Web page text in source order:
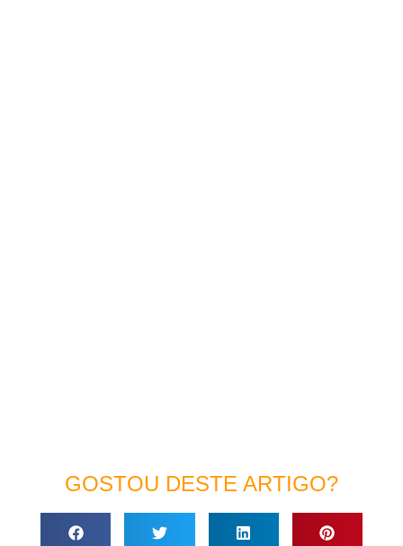
GOSTOU DESTE ARTIGO?